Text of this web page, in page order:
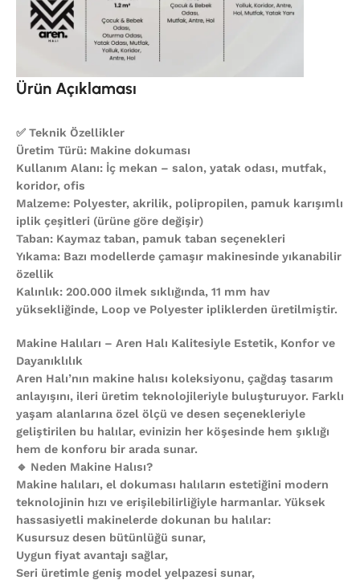
Ürün Açıklaması
✅ Teknik Özellikler
Üretim Türü: Makine dokuması
Kullanım Alanı: İç mekan – salon, yatak odası, mutfak,
koridor, ofis
Malzeme: Polyester, akrilik, polipropilen, pamuk karışımlı
iplik çeşitleri (ürüne göre değişir)
Taban: Kaymaz taban, pamuk taban seçenekleri
Yıkama: Bazı modellerde çamaşır makinesinde yıkanabilir
özellik
Kalınlık: 200.000 ilmek sıklığında, 11 mm hav
yüksekliğinde, Loop ve Polyester ipliklerden üretilmiştir.
Makine Halıları – Aren Halı Kalitesiyle Estetik, Konfor ve
Dayanıklılık
Aren Halı’nın makine halısı koleksiyonu, çağdaş tasarım
anlayışını, ileri üretim teknolojileriyle buluşturuyor. Farklı
yaşam alanlarına özel ölçü ve desen seçenekleriyle
geliştirilen bu halılar, evinizin her köşesinde hem şıklığı
hem de konforu bir arada sunar.
🔹 Neden Makine Halısı?
Makine halıları, el dokuması halıların estetiğini modern
teknolojinin hızı ve erişilebilirliğiyle harmanlar. Yüksek
hassasiyetli makinelerde dokunan bu halılar:
Kusursuz desen bütünlüğü sunar,
Uygun fiyat avantajı sağlar,
Seri üretimle geniş model yelpazesi sunar,